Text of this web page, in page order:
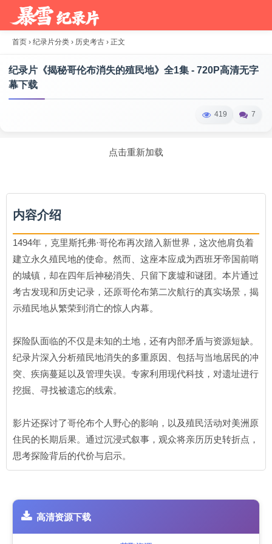
首页 › 纪录片分类 › 历史考古 › 正文
纪录片《揭秘哥伦布消失的殖民地》全1集 - 720P高清无字
幕下载
419 7
点击重新加载
内容介绍
1494年，克里斯托弗·哥伦布再次踏入新世界，这次他肩负着
建立永久殖民地的使命。然而、这座本应成为西班牙帝国前哨
的城镇，却在四年后神秘消失、只留下废墟和谜团。本片通过
考古发现和历史记录，还原哥伦布第二次航行的真实场景，揭
示殖民地从繁荣到消亡的惊人内幕。
探险队面临的不仅是未知的土地，还有内部矛盾与资源短缺。
纪录片深入分析殖民地消失的多重原因、包括与当地居民的冲
突、疾病蔓延以及管理失误。专家利用现代科技，对遗址进行
挖掘、寻找被遗忘的线索。
影片还探讨了哥伦布个人野心的影响，以及殖民活动对美洲原
住民的长期后果。通过沉浸式叙事，观众将亲历历史转折点，
思考探险背后的代价与启示。
高清资源下载